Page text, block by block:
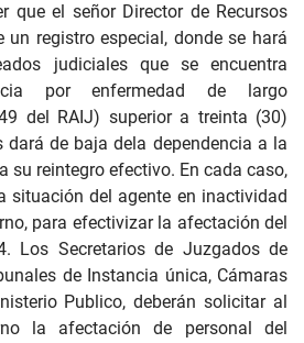
que el señor Director de Recursos
un registro especial, donde se hará
judiciales que se encuentra
por enfermedad de largo
del RAIJ) superior a treinta (30)
dará de baja dela dependencia a la
su reintegro efectivo. En cada caso,
situación del agente en inactividad
para efectivizar la afectación del
Los Secretarios de Juzgados de
de Instancia única, Cámaras
Publico, deberán solicitar al
la afectación de personal del